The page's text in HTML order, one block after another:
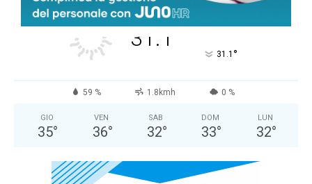
Cielo Sereno
31.1 °C °
31.1 °
59 % 1.8kmh 0 %
GIO
35°
VEN
36°
SAB
32°
DOM
33°
LUN
32°